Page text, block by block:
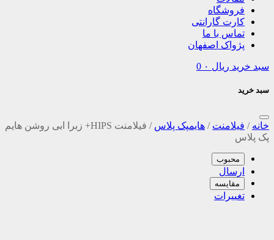
فروشگاه
کارت گارانتی
تماس با ما
پژواک اصفهان
سبد خرید ریال 0
سبد خرید
خانه / فیلامنت / هایمپک پلاس /
فیلامنت HIPS+ زبرا ابی روشن هایم
پک پلاس
محبوب
ارسال
مقایسه
تغییرات